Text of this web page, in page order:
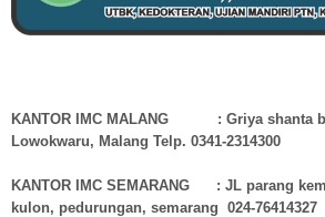
KANTOR IMC MALANG : Griya shanta
Lowokwaru, Malang Telp. 0341-2314300
KANTOR IMC SEMARANG : JL parang
kulon, pedurungan, semarang 024-76414327